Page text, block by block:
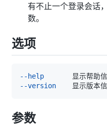
有不止一个登录会话
数。
选项
--help
--version
参数